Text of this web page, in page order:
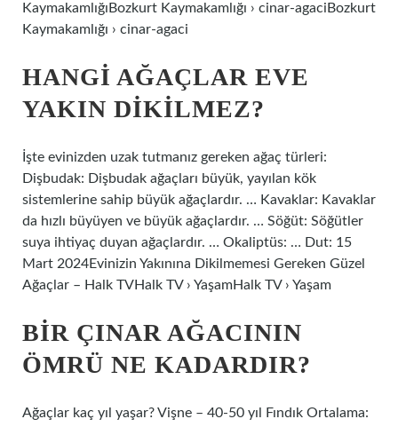
KaymakamlığıBozkurt Kaymakamlığı › cinar-agaciBozkurt
Kaymakamlığı › cinar-agaci
HANGI AĞAÇLAR EVE
YAKIN DIKILMEZ?
İşte evinizden uzak tutmanız gereken ağaç türleri:
Dişbudak: Dişbudak ağaçları büyük, yayılan kök
sistemlerine sahip büyük ağaçlardır. … Kavaklar: Kavaklar
da hızlı büyüyen ve büyük ağaçlardır. … Söğüt: Söğütler
suya ihtiyaç duyan ağaçlardır. … Okaliptüs: … Dut: 15
Mart 2024Evinizin Yakınına Dikilmemesi Gereken Güzel
Ağaçlar – Halk TVHalk TV › YaşamHalk TV › Yaşam
BIR ÇINAR AĞACININ
ÖMRÜ NE KADARDIR?
Ağaçlar kaç yıl yaşar? Vişne – 40-50 yıl Fındık Ortalama: